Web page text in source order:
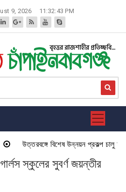
9, 2026 11:32:43 PM
উত্তরবঙ্গে বিশেষ উন্নয়ন প্রকল্প চালু হতে
স্কুলের সুবর্ণ জয়ন্তীর